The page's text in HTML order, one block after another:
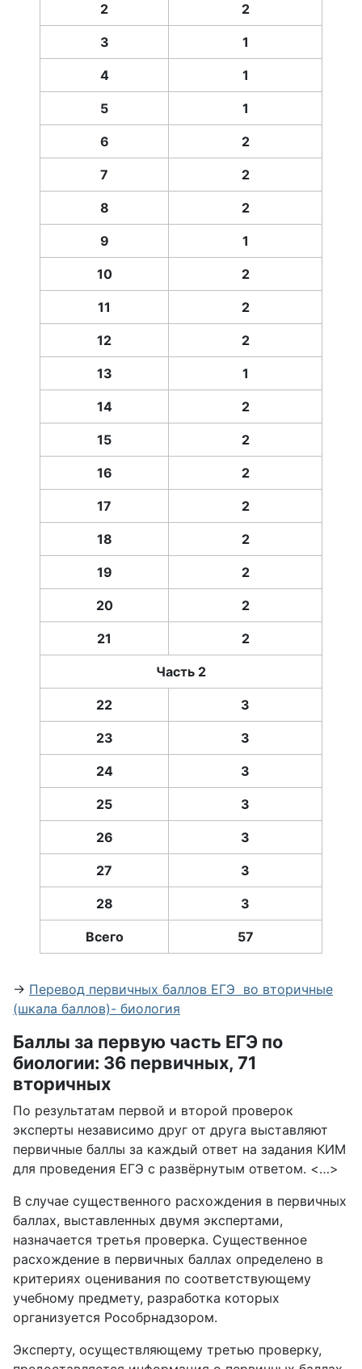
2 2
3 1
4 1
5 1
6 2
7 2
8 2
9 1
10 2
11 2
12 2
13 1
14 2
15 2
16 2
17 2
18 2
19 2
20 2
21 2
Часть 2
22 3
23 3
24 3
25 3
26 3
27 3
28 3
Всего 57
→ Перевод первичных баллов ЕГЭ во вторичные
(шкала баллов)- биология
Баллы за первую часть ЕГЭ по
биологии: 36 первичных, 71
вторичных
По результатам первой и второй проверок
эксперты независимо друг от друга выставляют
первичные баллы за каждый ответ на задания КИМ
для проведения ЕГЭ с развёрнутым ответом. <…>
В случае существенного расхождения в первичных
баллах, выставленных двумя экспертами,
назначается третья проверка. Существенное
расхождение в первичных баллах определено в
критериях оценивания по соответствующему
учебному предмету, разработка которых
организуется Рособрнадзором.
Эксперту, осуществляющему третью проверку,